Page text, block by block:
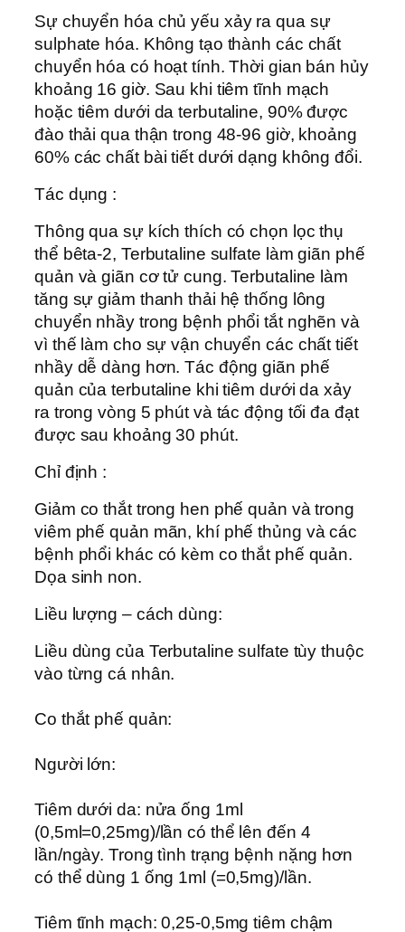
Sự chuyển hóa chủ yếu xảy ra qua sự
sulphate hóa. Không tạo thành các chất
chuyển hóa có hoạt tính. Thời gian bán hủy
khoảng 16 giờ. Sau khi tiêm tĩnh mạch
hoặc tiêm dưới da terbutaline, 90% được
đào thải qua thận trong 48-96 giờ, khoảng
60% các chất bài tiết dưới dạng không đổi.
Tác dụng :
Thông qua sự kích thích có chọn lọc thụ
thể bêta-2, Terbutaline sulfate làm giãn phế
quản và giãn cơ tử cung. Terbutaline làm
tăng sự giảm thanh thải hệ thống lông
chuyển nhầy trong bệnh phổi tắt nghẽn và
vì thế làm cho sự vận chuyển các chất tiết
nhầy dễ dàng hơn. Tác động giãn phế
quản của terbutaline khi tiêm dưới da xảy
ra trong vòng 5 phút và tác động tối đa đạt
được sau khoảng 30 phút.
Chỉ định :
Giảm co thắt trong hen phế quản và trong
viêm phế quản mãn, khí phế thủng và các
bệnh phổi khác có kèm co thắt phế quản.
Dọa sinh non.
Liều lượng – cách dùng:
Liều dùng của Terbutaline sulfate tùy thuộc
vào từng cá nhân.
Co thắt phế quản:
Người lớn:
Tiêm dưới da: nửa ống 1ml
(0,5ml=0,25mg)/lần có thể lên đến 4
lần/ngày. Trong tình trạng bệnh nặng hơn
có thể dùng 1 ống 1ml (=0,5mg)/lần.
Tiêm tĩnh mạch: 0,25-0,5mg tiêm chậm